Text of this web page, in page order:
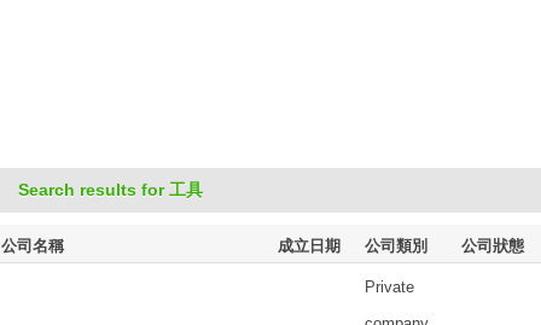
Search results for 工具
公司名稱 成立日期 公司類別 公司狀態
Private